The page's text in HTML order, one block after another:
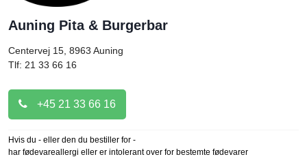
Auning Pita & Burgerbar
Centervej 15, 8963 Auning
Tlf: 21 33 66 16
+45 21 33 66 16
Hvis du - eller den du bestiller for -
har fødevareallergi eller er intolerant over for bestemte fødevarer